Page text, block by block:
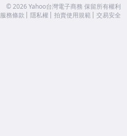
©2026 Yahoo台灣電子商務 保留所有權利
服務條款
隱私權 拍賣使用規範 交易安全